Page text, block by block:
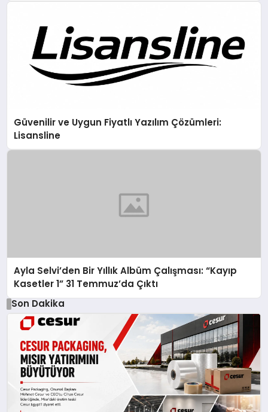
Güvenilir ve Uygun Fiyatlı Yazılım Çözümleri:
Lisansline
Ayla Selvi’den Bir Yıllık Albüm Çalışması: “Kayıp
Kasetler 1” 31 Temmuz’da Çıktı
Son Dakika